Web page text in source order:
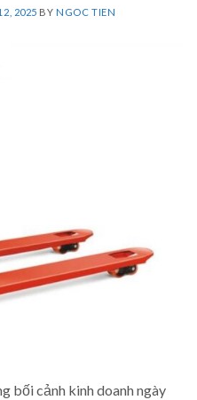
2025 BYNGOC TIEN
bối cảnh kinh doanh ngày